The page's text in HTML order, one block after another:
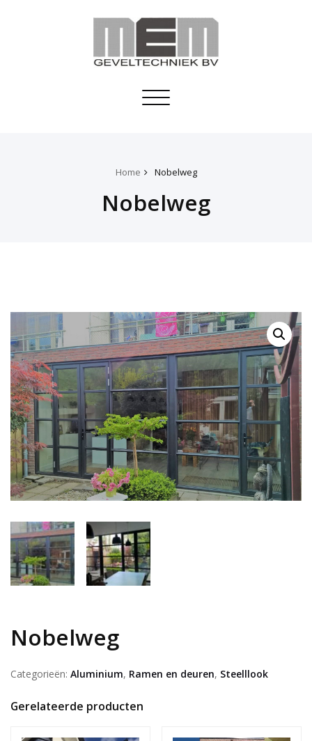
Toggle
Home Nobelweg
Nobelweg
Nobelweg
Categorieën: Aluminium, Ramen en deuren, Steelllook
Gerelateerde producten